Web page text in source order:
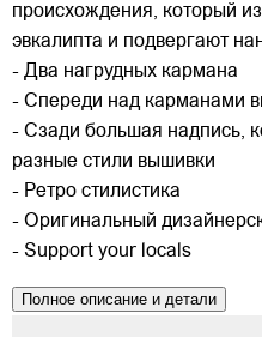
происхождения, который
эвкалипта и подвергают
- Два нагрудных кармана
- Спереди над карманами
- Сзади большая надпись,
разные стили вышивки
- Ретро стилистика
- Оригинальный
- Support your locals
Полное описание и детали